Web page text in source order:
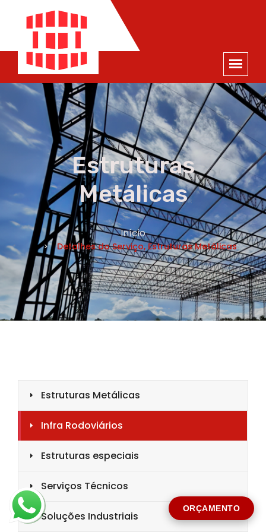
ORÇAMENTO
×
ORÇAMENTO
NOME *
E-MAIL *
TELEFONE *
CIDADE *
MENSAGEM *
Solicitar Orçamento